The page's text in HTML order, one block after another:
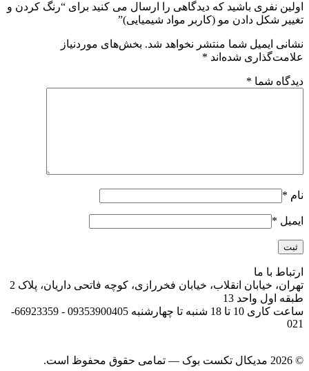
اولین نفری باشید که دیدگاهی را ارسال می کنید برای “رنگ کردن و
تغییر شکل دادن مو (کاربر مواد شیمیایی)”
نشانی ایمیل شما منتشر نخواهد شد. بخش‌های موردنیاز
علامت‌گذاری شده‌اند *
دیدگاه شما *
نام *
ایمیل *
ارتباط با ما
تهران، خیابان انقلاب، خیابان فخررازی، کوچه فاتحی داریان، پلاک 2
طبقه اول واحد 13
ساعت کاری 10 تا 18 شنبه تا چهارشنبه 09353900405 - 66923359-
021
© 2026 مدیکال تکست بوک — تمامی حقوق محفوظ است.